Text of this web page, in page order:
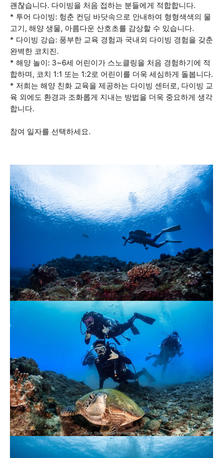
괜찮습니다. 다이빙을 처음 접하는 분들에게 적합합니다.
* 투어 다이빙: 헝춘 컨딩 바닷속으로 안내하여 형형색색의 물
고기, 해양 생물, 아름다운 산호초를 감상할 수 있습니다.
* 다이빙 강습: 풍부한 교육 경험과 국내외 다이빙 경험을 갖춘
완벽한 코치진.
* 해양 놀이: 3~6세 어린이가 스노클링을 처음 경험하기에 적
합하며, 코치 1:1 또는 1:2로 어린이를 더욱 세심하게 돌봅니다.
* 저희는 해양 친화 교육을 제공하는 다이빙 센터로, 다이빙 교
육 외에도 환경과 조화롭게 지내는 방법을 더욱 중요하게 생각
합니다.
참여 일자를 선택하세요.